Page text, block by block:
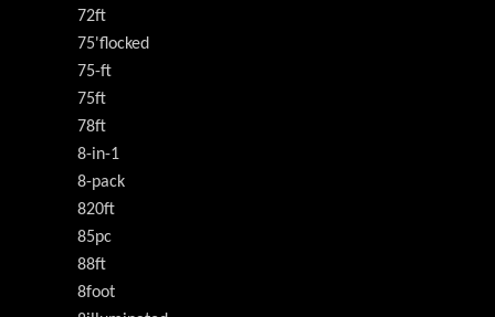
72ft
75'flocked
75-ft
75ft
78ft
8-in-1
8-pack
820ft
85pc
88ft
8foot